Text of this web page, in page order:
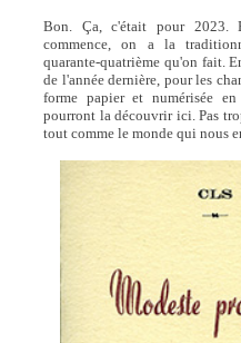
Bon. Ça, c'était pour 2023.
commence, on a la
quarante-quatrième qu'on fait.
de l'année dernière, pour les
forme papier et numérisée
pourront la découvrir ici. Pas
tout comme le monde qui nous